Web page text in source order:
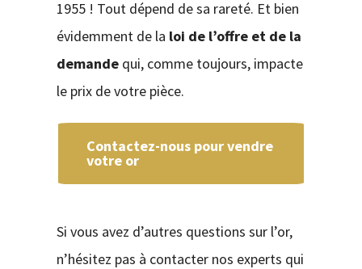
1955 ! Tout dépend de sa rareté. Et bien
évidemment de la loi de l’offre et de la
demandequi, comme toujours, impacte
le prix de votre pièce.
Contactez-nous pour vendre
votre or
Si vous avez d’autres questions sur l’or,
n’hésitez pas à contacter nos experts qui